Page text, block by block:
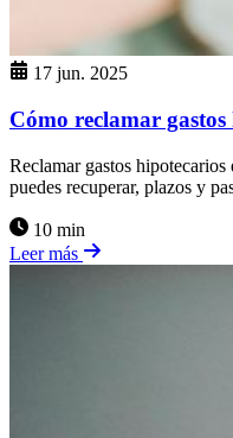
17 jun. 2025
Cómo reclamar
Reclamar gastos
puedes recuperar, plazos y
10 min
Leer más